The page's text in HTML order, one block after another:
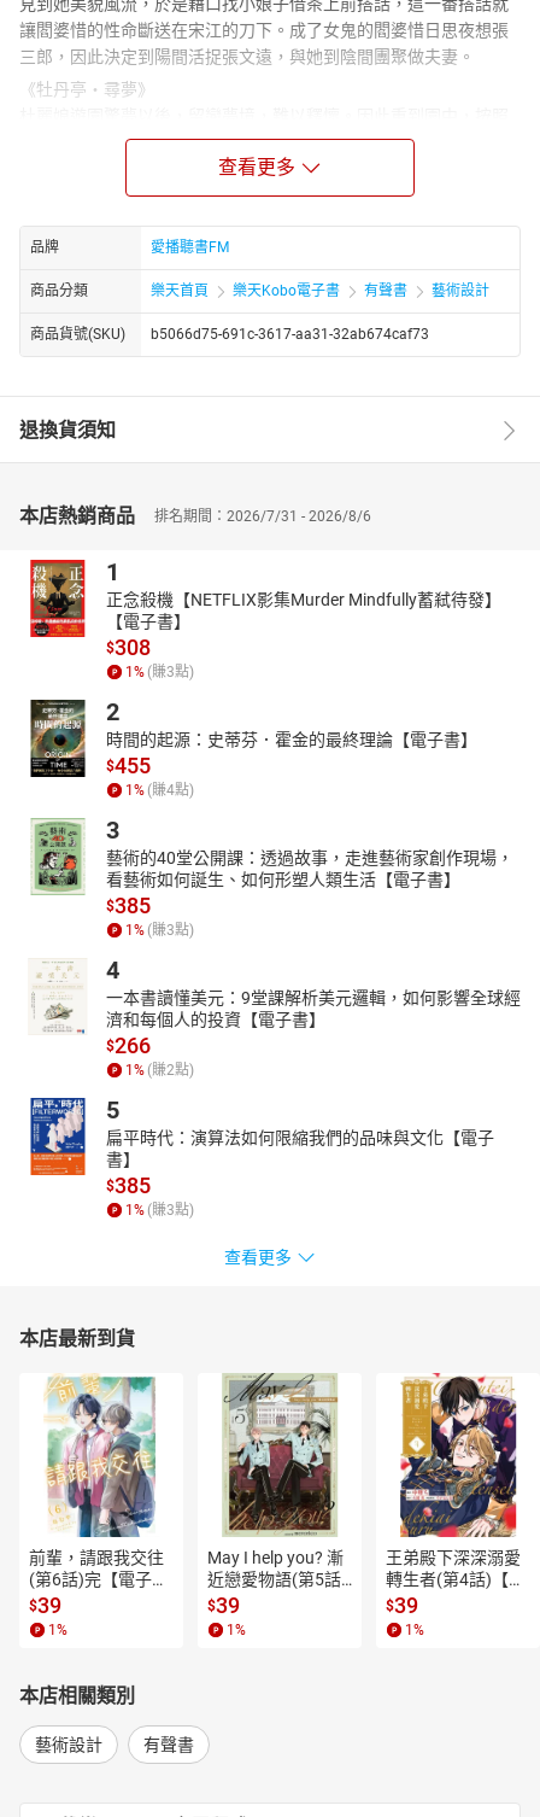
讓閻婆惜的性命斷送在宋江的刀下。成了女鬼的閻婆惜日思夜想張
三郎，因此決定到陽間活捉張文遠，與她到陰間團聚做夫妻。
《牡丹亭‧尋夢》
景色，尋覓夢痕。她越是追憶，越是傷感，後來就得了病症，以致
《牡丹亭‧離魂》
麗娘尋夢不成，為情得病。病到中秋，服藥無效、問卜不靈。臨死
囑咐春香將自畫春容以匣兒盛好，藏在太湖石底下，又要求母親將
她葬於後花園梅樹之下。麗娘死後，靈魂仍然在追尋那夢中之情。
乃明代徐復祚所作傳奇劇本。描述的是北宋趙汝舟慕妓女謝金蓮之
名，托太守劉輔介紹;劉恐趙戀謝誤了科考，使謝冒名王同知之女，
相，使二人成婚。劇中謝趙兩次見面時，都持有紅梨花，故以此
名。
故事講述八仙之一呂洞賓下凡去度一人上天代替何仙姑天門掃花之
呂洞賓用一個有法術的枕頭引盧生入夢。夢中盧生經歷娶妻、入
仕、遭貶、受獎、掛帥、勒石、封相、受諂、戴罪、昭雪、復官、
享樂、壽終，讓他覺得死而無憾，夢醒時才發現一切都是虛幻，於
是他就開悟，追隨學仙，上天去當掃花人。
乃明代徐復祚所作傳奇劇本。描述的是北宋趙汝舟慕妓女謝金蓮之
名，托太守劉輔介紹;劉恐趙戀謝誤了科考，使謝冒名王同知之女，
與趙夜間會面，次日卻令人告知趙，說他昨夜所見到的是女鬼，趙
大驚，逃去赴考。後趙中狀元，劉輔設宴使趙謝見面，並說明真
相，使二人成婚。劇中謝趙兩次見面時，都持有紅梨花，故以此
名。
《漁家樂‧藏舟》
漁家女鄔飛霞因父親被害，到江邊祭奠。清河王劉蒜為躲賊臣追
殺，躲入漁舟中。鄔回來後發現舟中有人，立刻盤問，得知追殺劉
蒜的人就是殺害她父親的仇人，便願意收留此人，並甘願權為妻房
為之掩飾身份。
《爛柯山‧癡夢》
「癡夢」演崔氏聽到朱買臣做官回來的消息，悔恨交加，悶悶入
夢。睡夢中，以為朱買臣派人回來接她上任，欣喜萬分，不想驚醒
以後仍然只有「破壁、殘燈、零碎月」相伴。
本齣中崔氏在夢中聽到門外敲門的一段，包含「漁燈兒」及「錦漁
燈」兩支贈板曲。贈板曲是將一板三眼的節奏增長一倍，一般來說
和緩細膩，但是這兩支曲的入聲字、入聲韻特別多，南曲唱入聲字
要斷，因此節奏分明，而且為了配合劇情，每句速度都不同，極為
夾白低沈，帶有夢幻的情調。
街之上真情難訴，惜芬只能旁敲側擊，諸葛暗不明就裡，以為這個
瘋瘋傻傻的姑娘糾纏不清，而對惜芬惡言相向。
講者簡介：
梁谷音
中國戲劇梅花獎和上海戲劇白玉蘭獎、上海戲劇節表演獎得主。中
國國家一級演員。上海市戲曲學校首屆崑曲班畢業，工貼旦。師承
張傳芳、沈傳芷等名家。戲路寬廣，正旦、貼旦、潑辣旦等均能應
工。表演細膩，潑辣動人，善於刻劃各種不同的人物形象，因而被
譽為「性格演員」。主演〈活捉〉、〈借茶〉、〈思凡〉、〈佳
期〉、〈癡訴〉、〈藏舟〉、《爛柯山》、《潘金蓮》、《新蝴蝶
夢》等傳統及新編劇目。數次赴香港、台灣演出和講學，亦曾赴
美、英、日、丹麥和瑞典等國家巡演，受到觀眾的高度評價。
01〈水滸記 活捉〉-梁州新郎
02〈水滸記 活捉〉-罵玉郎
03〈牡丹亭 尋夢〉-川撥掉
05〈牡丹亭 尋夢〉-嘉慶子
查看更多
品牌 愛播聽書FM
商品分類 樂天首頁 樂天Kobo電子書 有聲書 藝術設計
商品貨號(SKU) b5066d75-691c-3617-aa31-32ab674caf73
退換貨須知
本店熱銷商品 排名期間：2026/7/31 - 2026/8/6
1
正念殺機【NETFLIX影集Murder Mindfully蓄弒待發】
【電子書】
$308
1 % (賺3點)
2
時間的起源：史蒂芬．霍金的最終理論【電子書】
$455
1 % (賺4點)
3
藝術的40堂公開課：透過故事，走進藝術家創作現場，
看藝術如何誕生、如何形塑人類生活【電子書】
$385
1 % (賺3點)
4
一本書讀懂美元：9堂課解析美元邏輯，如何影響全球經
濟和每個人的投資【電子書】
$266
1 % (賺2點)
5
扁平時代：演算法如何限縮我們的品味與文化【電子
書】
$385
1 % (賺3點)
查看更多
本店最新到貨
前輩，請跟我交往
(第6話)完【電子
書】
$39
1 %
May I help you? 漸
近戀愛物語(第5話)
【電子書】
$39
1 %
王弟殿下深深溺愛
轉生者(第4話)【電
子書】
$39
1 %
本店相關類別
藝術設計 有聲書